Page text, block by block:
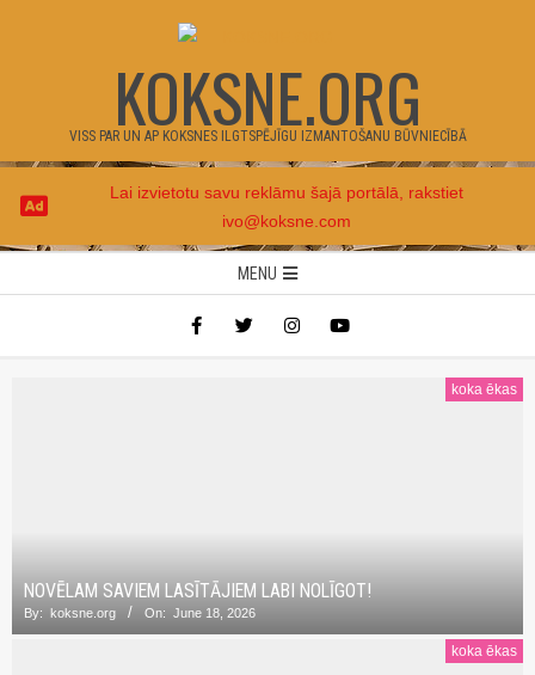
KOKSNE.ORG
VISS PAR UN AP KOKSNES ILGTSPĒJĪGU IZMANTOŠANU BŪVNIECĪBĀ
Lai izvietotu savu reklāmu šajā portālā, rakstiet
ivo@koksne.com
Navigation
MENU
koka ēkas
NOVĒLAM SAVIEM LASĪTĀJIEM LABI NOLĪGOT!
By: koksne.org On: June 18, 2026
koka ēkas